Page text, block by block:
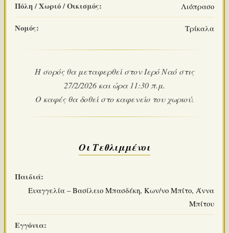
Πόλη / Χωριό / Οικισμός: Λιόπρασο
Νομός: Τρίκαλα
Η σορός θα μεταφερθεί στον Ιερό Ναό στις
27/2/2026 και ώρα 11:30 π.μ.
Ο καφές θα δοθεί στο καφενείο του χωριού.
Οι Τεθλιμμένοι
Παιδιά:
Ευαγγελία – Βασίλειο Μπασδέκη, Κων/νο Μπίτο, Άννα
Μπίτου
Εγγόνια: